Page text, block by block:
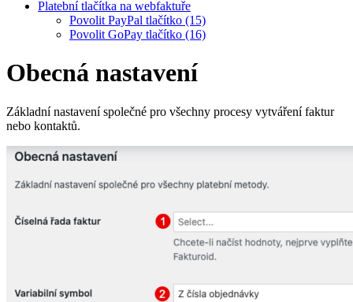
Platební tlačítka na webfaktuře
Povolit PayPal tlačítko (15)
Povolit GoPay tlačítko (16)
Obecná nastavení
Základní nastavení společné pro všechny procesy vytváření faktur
nebo kontaktů.